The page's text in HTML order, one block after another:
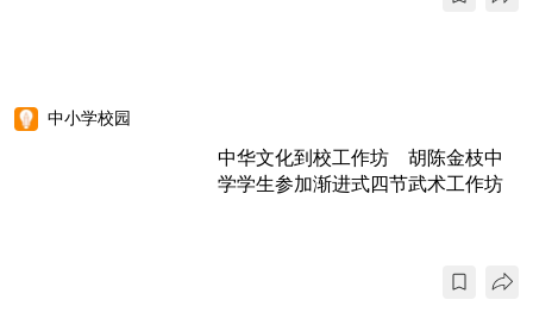
中小学校园
中华文化到校工作坊 胡陈金枝中
学学生参加渐进式四节武术工作坊